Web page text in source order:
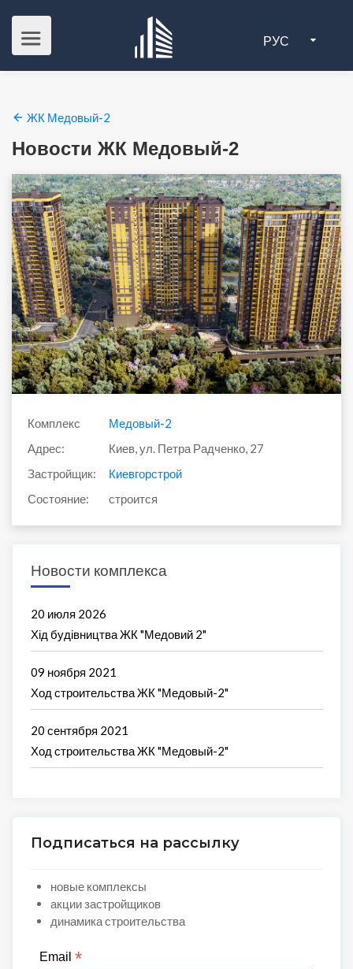
РУС
ЖК Медовый-2
Новости ЖК Медовый-2
Комплекс
Медовый-2
Адрес:
Киев, ул. Петра Радченко, 27
Застройщик:
Киевгорстрой
Состояние:
строится
Новости комплекса
20 июля 2026
Хід будівництва ЖК "Медовий 2"
09 ноября 2021
Ход строительства ЖК "Медовый-2"
20 сентября 2021
Ход строительства ЖК "Медовый-2"
Подписаться на рассылку
новые комплексы
акции застройщиков
динамика строительства
Email *